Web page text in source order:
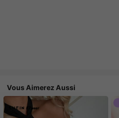
Vous Aimerez Aussi